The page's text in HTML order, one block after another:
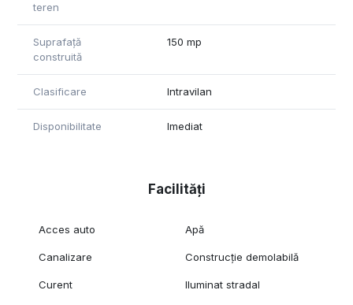
teren
Suprafață
construită
150 mp
Clasificare Intravilan
Disponibilitate Imediat
Facilități
Acces auto Apă
Canalizare Construcție demolabilă
Curent Iluminat stradal